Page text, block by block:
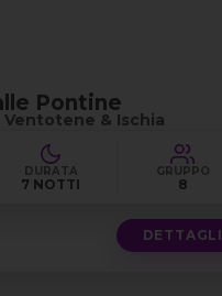
Pontine
Ventotene & Ischia
DURATA
7 NOTTI
GRUPPO
8
DETTAGLI